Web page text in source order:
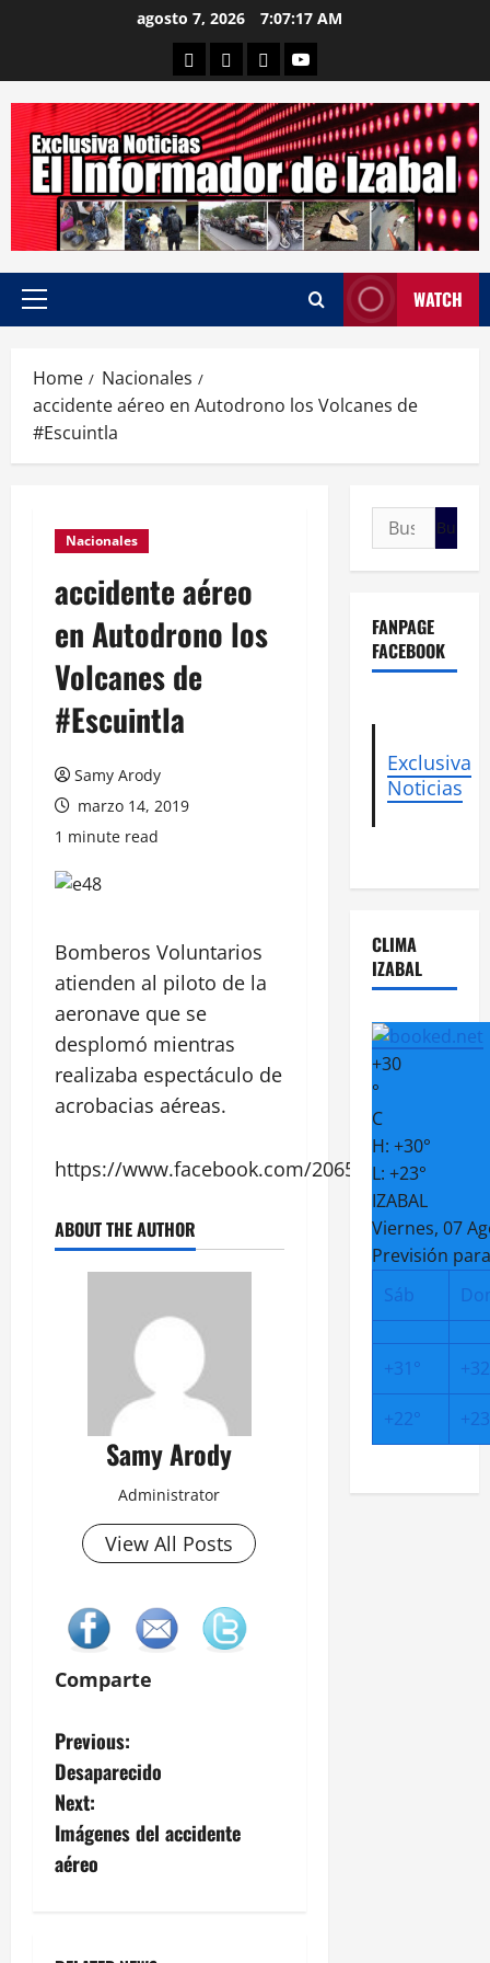
agosto 7, 2026 7:07:18 AM
Departamental
Nacionales
Internacional
Canal
Primary
WATCH
Home
Nacionales
accidente aéreo en Autodrono los Volcanes de
#Escuintla
Nacionales
accidente aéreo
en Autodrono los
Volcanes de
#Escuintla
Samy Arody
marzo 14, 2019
1 minute read
Bomberos Voluntarios
atienden al piloto de la
aeronave que se
desplomó mientras
realizaba espectáculo de
acrobacias aéreas.
https://www.facebook.com/
ABOUT THE AUTHOR
Samy Arody
Administrator
View All Posts
Comparte
P
o
s
t
Previous:
Desaparecido
Next:
Imágenes del accidente
aéreo
Buscar:
FANPAGE
FACEBOOK
Exclusiva
Noticias
CLIMA
IZABAL
+30
°
C
H: +30°
L: +23°
IZABAL
Viernes, 07
Previsión
Sáb
+31° +
+22° +